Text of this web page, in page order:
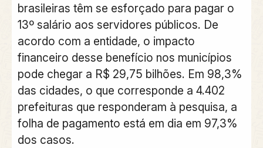
brasileiras têm se esforçado para pagar o
13º salário aos servidores públicos. De
acordo com a entidade, o impacto
financeiro desse benefício nos municípios
pode chegar a R$ 29,75 bilhões. Em 98,3%
das cidades, o que corresponde a 4.402
prefeituras que responderam à pesquisa, a
folha de pagamento está em dia em 97,3%
dos casos.